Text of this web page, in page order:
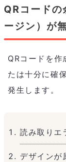
QRコードの
ージン）が
QRコードを作
たは十分に確
発生します。
読み取りエ
デザインが